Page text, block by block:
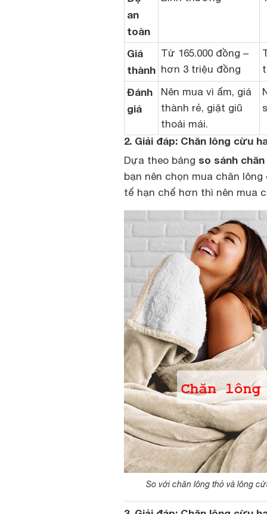
an
toàn
Giá
thành
Từ 165.000 đồng –
hơn 3 triệu đồng
Đánh
giá
Nên mua vì ấm, giá
thành rẻ, giặt giũ
thoải mái.
2. Giải đáp: Chăn lông cừu
Dựa theo bảng so sánh
bạn nên chọn mua chăn
tế hạn chế hơn thì nên mua
So với chăn lông thỏ và lông